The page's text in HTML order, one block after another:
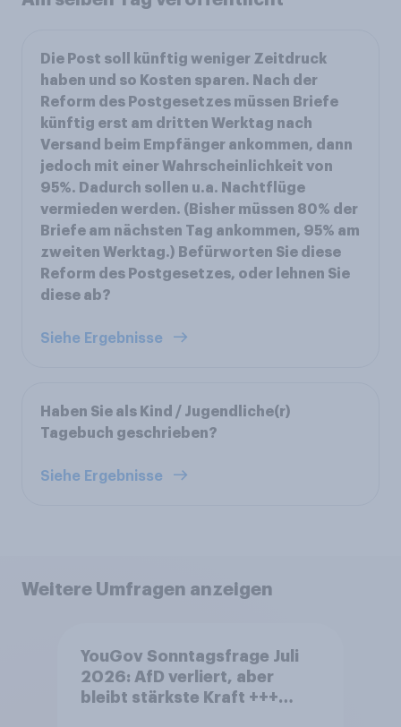
Die Post soll künftig weniger Zeitdruck
haben und so Kosten sparen. Nach der
Reform des Postgesetzes müssen Briefe
künftig erst am dritten Werktag nach
Versand beim Empfänger an­kommen, dann
jedoch mit einer Wahr­schein­lichkeit von
95%. Dadurch sollen u.a. Nachtflüge
vermieden werden. (Bisher müssen 80% der
Briefe am nächsten Tag ankommen, 95% am
zweiten Werktag.) Befürworten Sie diese
Reform des Postgesetzes, oder lehnen Sie
diese ab?
Siehe Ergebnisse
Haben Sie als Kind / Jugendliche(r)
Tagebuch geschrieben?
Siehe Ergebnisse
Weitere Umfragen anzeigen
YouGov Sonntagsfrage Juli
2026: AfD verliert, aber
bleibt stärkste Kraft +++